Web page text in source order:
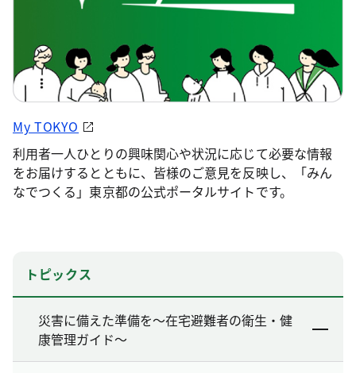
My TOKYO
利用者一人ひとりの興味関心や状況に応じて必要な情報
をお届けするとともに、皆様のご意見を反映し、「みん
なでつくる」東京都の公式ポータルサイトです。
トピックス
災害に備えた準備を～在宅避難者の衛生・健
康管理ガイド～